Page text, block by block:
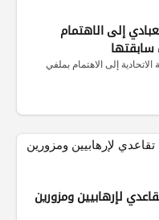
إلى الاهتمام
سابقتها
إلى الاهتمام بملفي
26 ألف راتب تقاعدي لإرهابيين ومزورين